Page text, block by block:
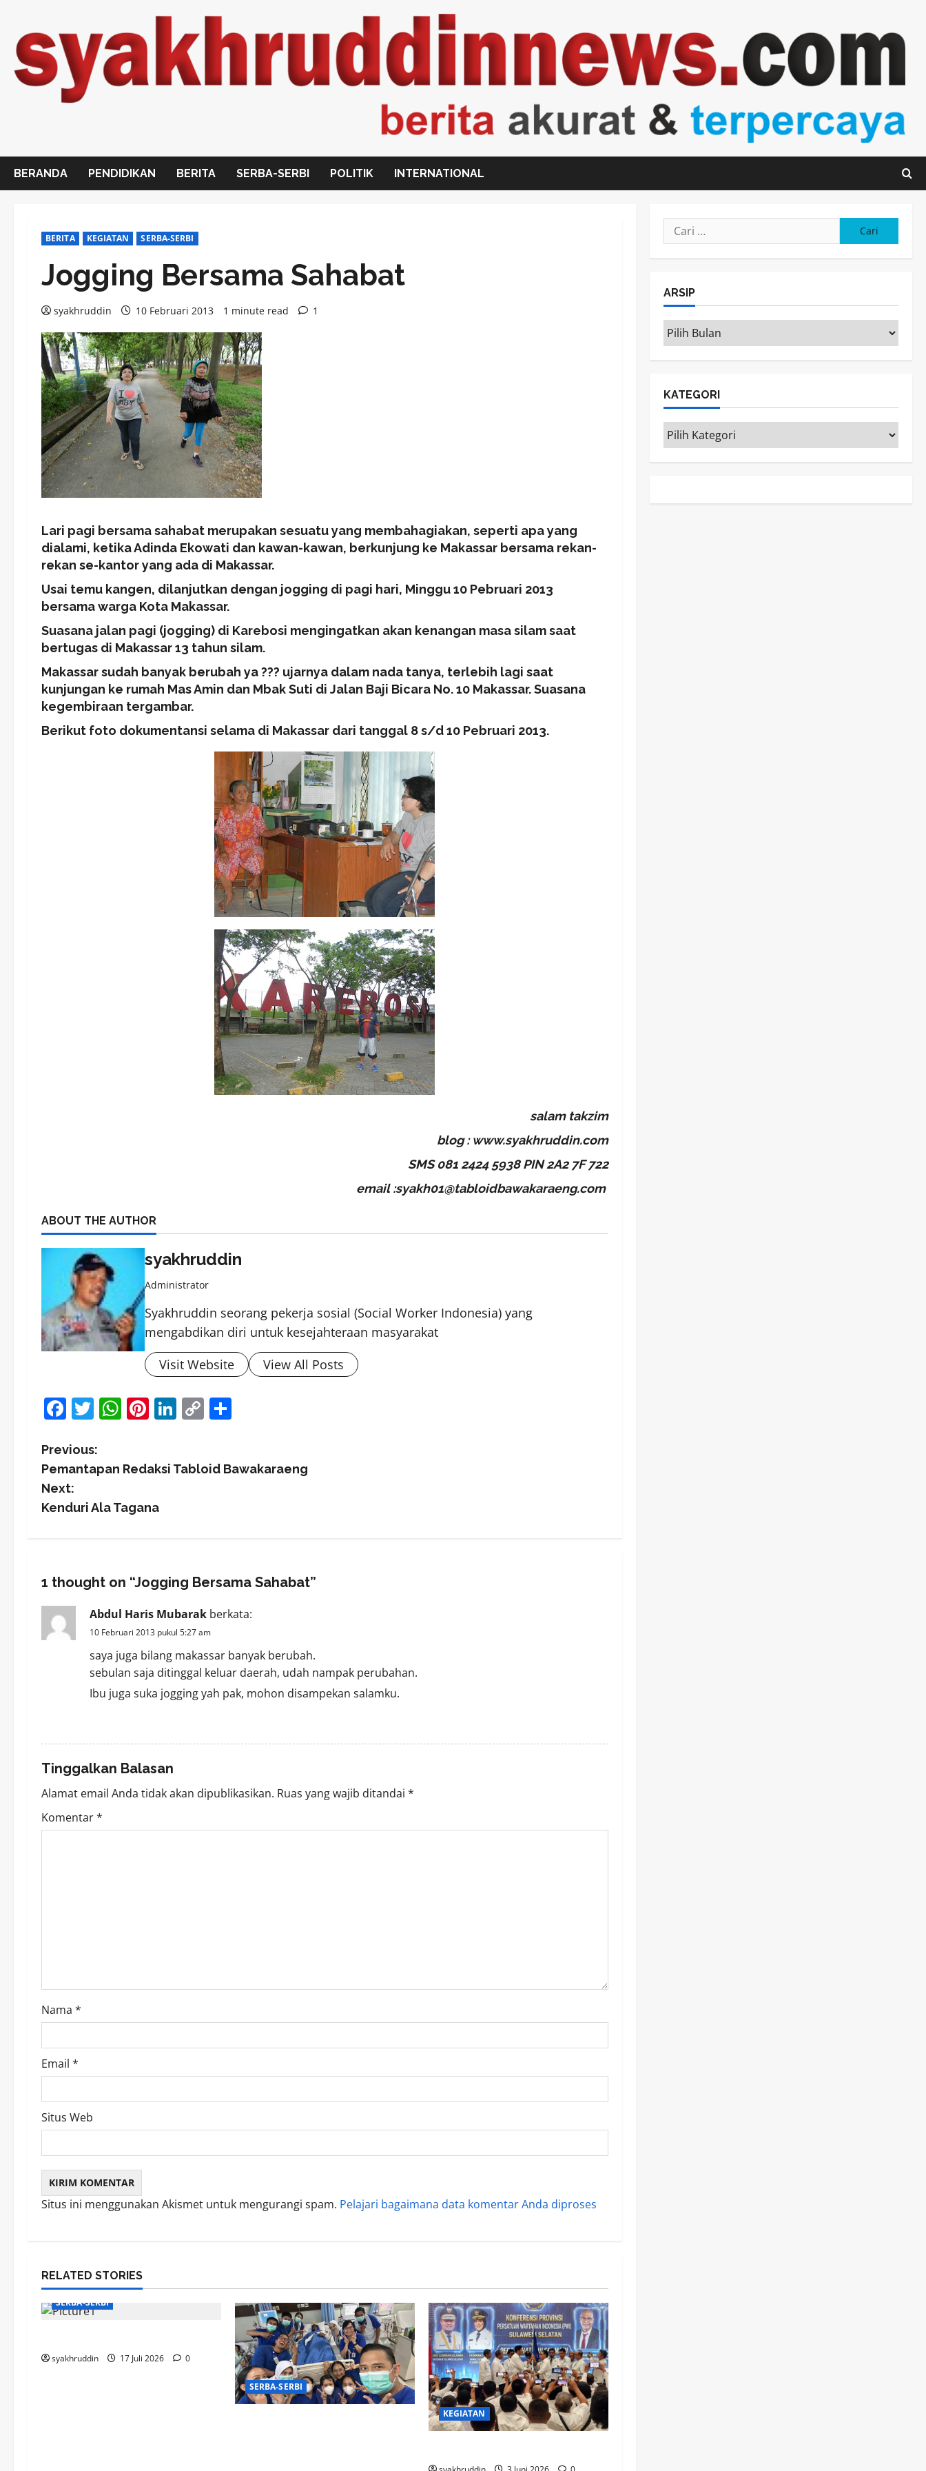
content
BERANDA PENDIDIKAN BERITA SERBA-SERBI POLITIK INTERNATIONAL
BERITA KEGIATAN SERBA-SERBI
Jogging Bersama Sahabat
syakhruddin 10 Februari 2013 1 minute read 1
Lari pagi bersama sahabat merupakan sesuatu yang membahagiakan, seperti apa yang
dialami, ketika Adinda Ekowati dan kawan-kawan, berkunjung ke Makassar bersama rekan-
rekan se-kantor yang ada di Makassar.
Usai temu kangen, dilanjutkan dengan jogging di pagi hari, Minggu 10 Pebruari 2013
bersama warga Kota Makassar.
Suasana jalan pagi (jogging) di Karebosi mengingatkan akan kenangan masa silam saat
bertugas di Makassar 13 tahun silam.
Makassar sudah banyak berubah ya ??? ujarnya dalam nada tanya, terlebih lagi saat
kunjungan ke rumah Mas Amin dan Mbak Suti di Jalan Baji Bicara No. 10 Makassar. Suasana
kegembiraan tergambar.
Berikut foto dokumentansi selama di Makassar dari tanggal 8 s/d 10 Pebruari 2013.
salam takzim
blog :www.syakhruddin.com
SMS 081 2424 5938 PIN 2A2 7F 722
email :syakh01@tabloidbawakaraeng.com
ABOUT THE AUTHOR
syakhruddin
Administrator
Syakhruddin seorang pekerja sosial (Social Worker Indonesia) yang
mengabdikan diri untuk kesejahteraan masyarakat
Visit Website
View All Posts
Facebook
Twitter
WhatsApp
Pinterest
LinkedIn
Copy
P
o
s
v
t
i
o
n
Previous:
Pemantapan Redaksi Tabloid Bawakaraeng
Next:
Kenduri Ala Tagana
1 thought on “Jogging Bersama Sahabat”
Abdul Haris Mubarak berkata:
10 Februari 2013 pukul 5:27 am
saya juga bilang makassar banyak berubah.
sebulan saja ditinggal keluar daerah, udah nampak perubahan.
Ibu juga suka jogging yah pak, mohon disampekan salamku.
Tinggalkan Balasan
Alamat email Anda tidak akan dipublikasikan. Ruas yang wajib ditandai *
Komentar*
Nama *
Email *
Situs Web
Situs ini menggunakan Akismet untuk mengurangi spam. Pelajari bagaimana data komentar Anda diproses
RELATED STORIES
SERBA-SERBI
syakhruddin 17 Juli 2026 0
SERBA-SERBI
KEGIATAN
Cari
untuk:
ARSIP
ARSIP
KATEGORI
Kategori